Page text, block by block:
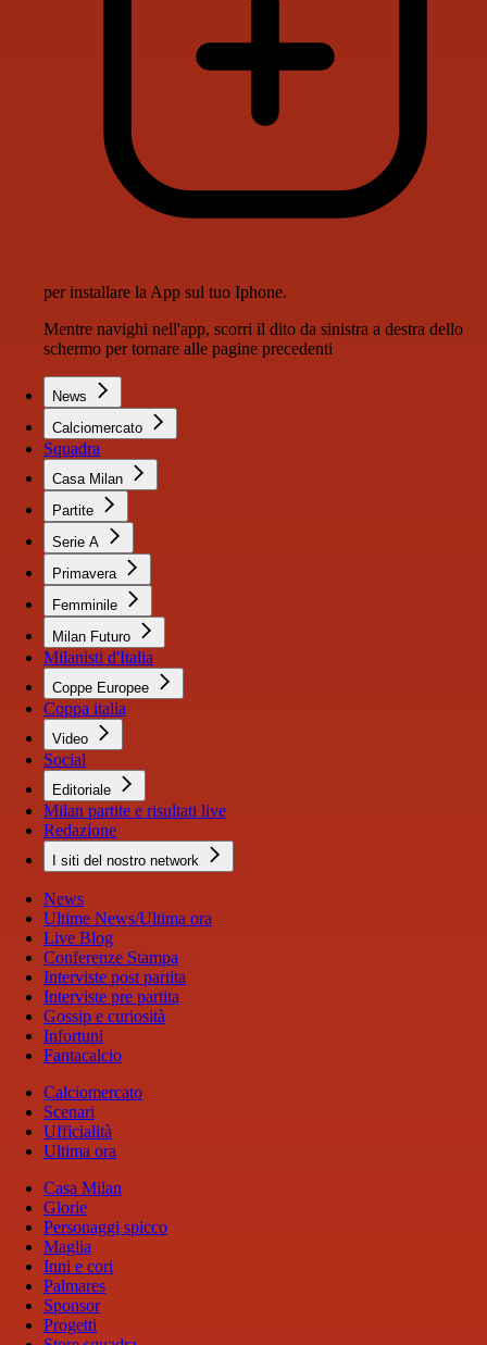
per installare la App sul tuo Iphone.
Mentre navighi nell'app, scorri il dito da sinistra a destra dello
schermo per tornare alle pagine precedenti
News
Calciomercato
Squadra
Casa Milan
Partite
Serie A
Primavera
Femminile
Milan Futuro
Milanisti d'Italia
Coppe Europee
Coppa italia
Video
Social
Editoriale
Milan partite e risultati live
Redazione
I siti del nostro network
News
Ultime News/Ultima ora
Live Blog
Conferenze Stampa
Interviste post partita
Interviste pre partita
Gossip e curiosità
Infortuni
Fantacalcio
Calciomercato
Scenari
Ufficialità
Ultima ora
Casa Milan
Glorie
Personaggi spicco
Maglia
Inni e cori
Palmares
Sponsor
Progetti